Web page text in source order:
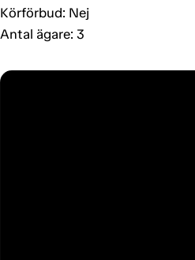
Körförbud: Nej
Antal ägare: 3